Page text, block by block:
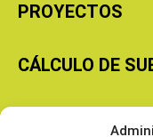
PROYECTOS
CÁLCULO DE